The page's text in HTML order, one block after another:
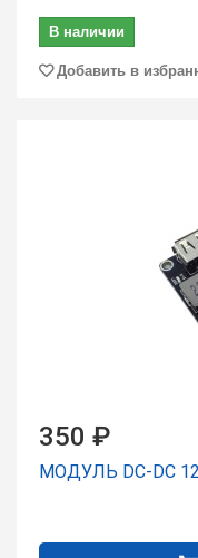
В наличии
Добавить в
350 ₽
МОДУЛЬ DC-DC 12/